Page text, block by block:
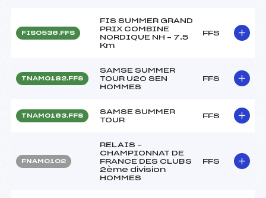
FIS0536.FFS
FIS SUMMER GRAND
PRIX COMBINE
NORDIQUE NH – 7.5
Km
FFS
TNAM0182.FFS
SAMSE SUMMER
TOUR U20 SEN
HOMMES
FFS
TNAM0163.FFS
SAMSE SUMMER
TOUR
FFS
FNAM0102
RELAIS –
CHAMPIONNAT DE
FRANCE DES CLUBS
2ème division
HOMMES
FFS